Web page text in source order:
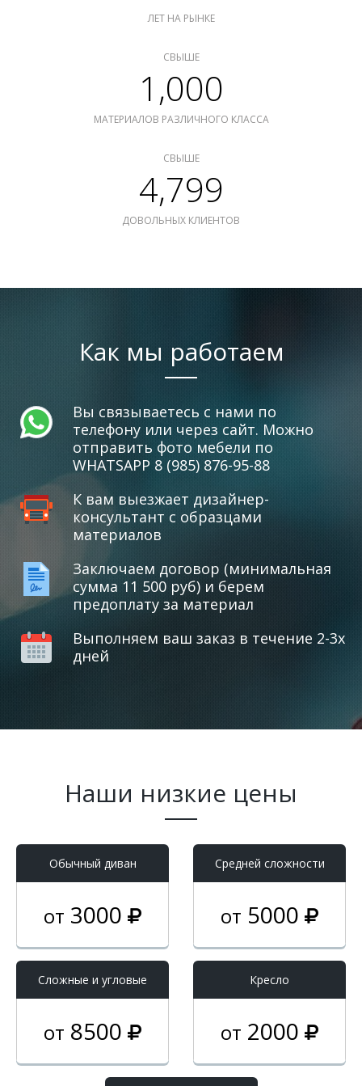
ЛЕТ НА РЫНКЕ
СВЫШЕ
1,000
МАТЕРИАЛОВ РАЗЛИЧНОГО КЛАССА
СВЫШЕ
4,799
ДОВОЛЬНЫХ КЛИЕНТОВ
Как мы работаем
Вы связываетесь с нами по
телефону или через сайт. Можно
отправить фото мебели по
WHATSAPP 8 (985) 876-95-88
К вам выезжает дизайнер-
консультант с образцами
материалов
Заключаем договор (минимальная
сумма 11 500 руб) и берем
предоплату за материал
Выполняем ваш заказ в течение 2-3х
дней
Наши низкие цены
Обычный диван
от 3000
Средней сложности
от 5000
Cложные и угловые
от 8500
Кресло
от 2000